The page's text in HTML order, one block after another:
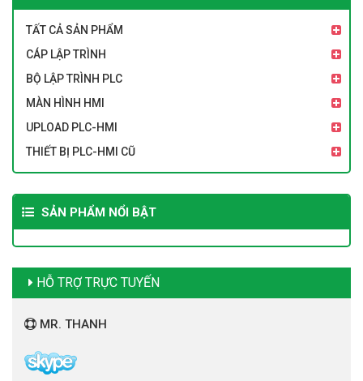
TẤT CẢ SẢN PHẨM
CÁP LẬP TRÌNH
BỘ LẬP TRÌNH PLC
MÀN HÌNH HMI
UPLOAD PLC-HMI
THIẾT BỊ PLC-HMI CŨ
SẢN PHẨM NỔI BẬT
HỖ TRỢ TRỰC TUYẾN
MR. THANH